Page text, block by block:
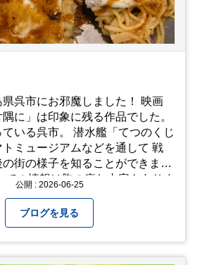
呉市にお邪魔しました！ 映画
隅に」は印象に残る作品でした。
潜水艦「てつのくじ
トミュージアムなどを通して 戦
街の様子を知ることができまし
美味しい物もたく
元のスーパーで買った自分へのお
み焼きもやっぱり美味しいです
遊びに行きたいです♪
公開 : 2026-06-25
ブログを見る